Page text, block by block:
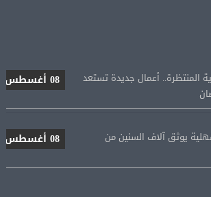
يوثق آلاف السنين من
اتحاد الكرة يطلب استضافة أمم إفريقيا تحت 23 عامًا